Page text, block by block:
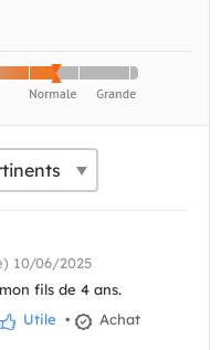
10/06/2025
fils de 4 ans.
Utile •
Achat